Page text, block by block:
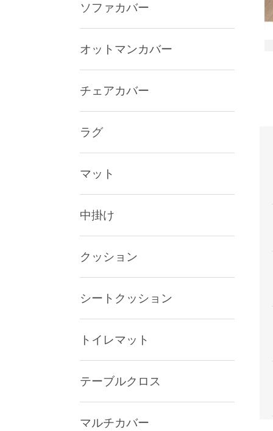
ソファカバー
オットマンカバー
チェアカバー
ラグ
マット
中掛け
クッション
シートクッション
トイレマット
テーブルクロス
マルチカバー